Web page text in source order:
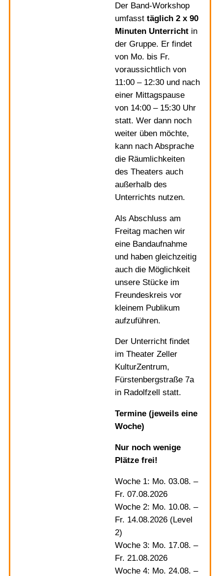
Der Band-Workshop
umfasst täglich 2 x 90
Minuten Unterricht in
der Gruppe. Er findet
von Mo. bis Fr.
voraussichtlich von
11:00 – 12:30 und nach
einer Mittagspause
von 14:00 – 15:30 Uhr
statt. Wer dann noch
weiter üben möchte,
kann nach Absprache
die Räumlichkeiten
des Theaters auch
außerhalb des
Unterrichts nutzen.
Als Abschluss am
Freitag machen wir
eine Bandaufnahme
und haben gleichzeitig
auch die Möglichkeit
unsere Stücke im
Freundeskreis vor
kleinem Publikum
aufzuführen.
Der Unterricht findet
im Theater Zeller
KulturZentrum,
Fürstenbergstraße 7a
in Radolfzell statt.
Termine (jeweils eine
Woche)
Nur noch wenige
Plätze frei!
Woche 1: Mo. 03.08. –
Fr. 07.08.2026
Woche 2: Mo. 10.08. –
Fr. 14.08.2026 (Level
2)
Woche 3: Mo. 17.08. –
Fr. 21.08.2026
Woche 4: Mo. 24.08. –